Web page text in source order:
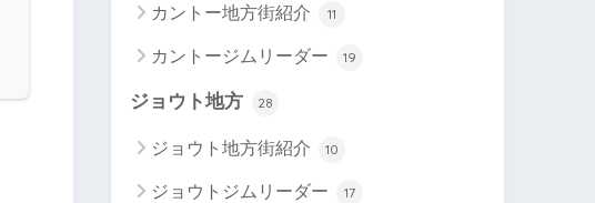
カントー地方街紹介 11
カントージムリーダー 19
ジョウト地方 28
ジョウト地方街紹介 10
ジョウトジムリーダー 17